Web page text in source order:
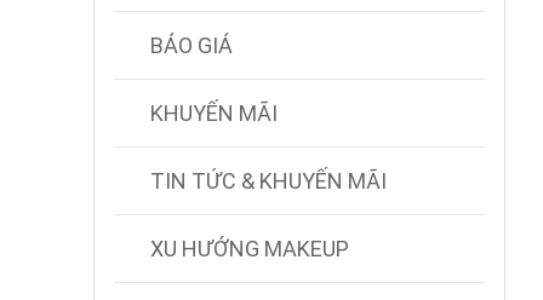
BÁO GIÁ
KHUYẾN MÃI
TIN TỨC & KHUYẾN MÃI
XU HƯỚNG MAKEUP